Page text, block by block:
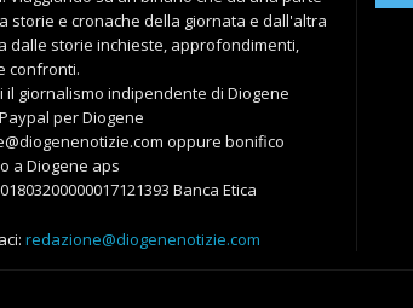
storie e cronache della giornata e dall'altra
dalle storie inchieste, approfondimenti,
confronti.
il giornalismo indipendente di Diogene
per Diogene
oppure bonifico
a Diogene aps
Banca Etica
redazione@diogenenotizie.com